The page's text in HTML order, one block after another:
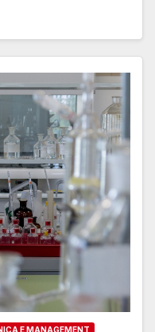
E MANAGEMENT